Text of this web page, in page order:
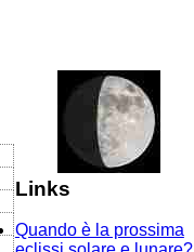
Links
Quando è la prossima